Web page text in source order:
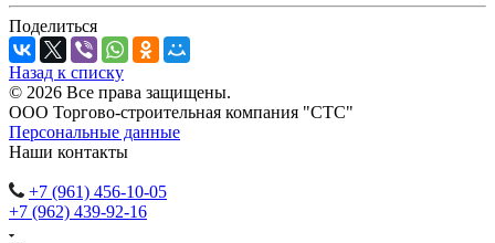
Поделиться
Назад к списку
© 2026 Все права защищены.
ООО Торгово-строительная компания "СТС"
Персональные данные
Наши контакты
+7 (961) 456-10-05
+7 (962) 439-92-16